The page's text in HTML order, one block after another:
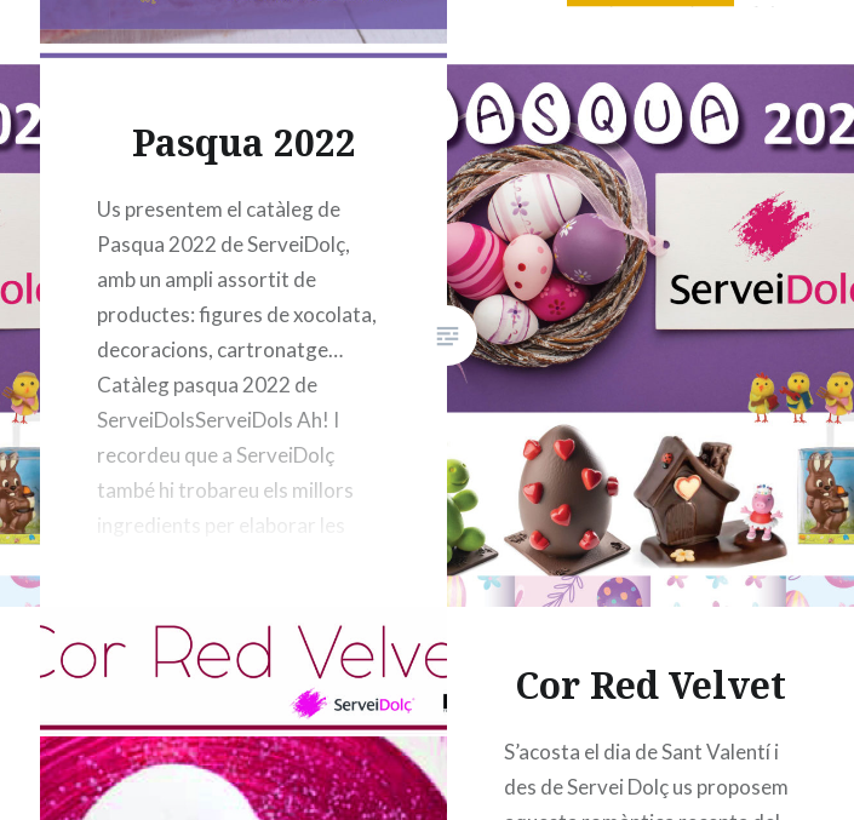
característico. ¡Feliz Día de la…
Pasqua 2022
Us presentem el catàleg de
Pasqua 2022 de ServeiDolç,
amb un ampli assortit de
productes: figures de xocolata,
decoracions, cartronatge…
Catàleg pasqua 2022 de
ServeiDolsServeiDols Ah! I
recordeu que a ServeiDolç
també hi trobareu els millors
ingredients per elaborar les
dissenyada per Freepik)
Cor Red Velvet
S’acosta el dia de Sant Valentí i
des de Servei Dolç us proposem